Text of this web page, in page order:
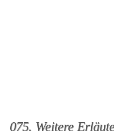
075. Weitere